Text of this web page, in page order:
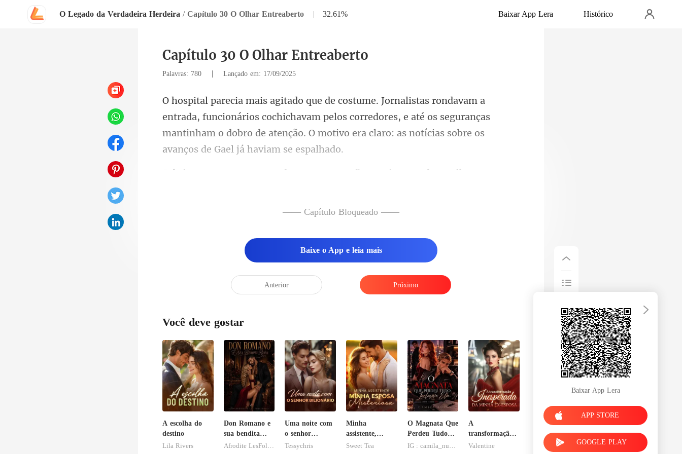
O Legado da Verdadeira Herdeira / Capítulo 30 O Olhar Entreaberto | 32.61% Baixar App Lera Histórico
Capítulo 30 O Olhar Entreaberto
Palavras: 780 | Lançado em: 17/09/2025
ionários cochichavam pelos corredores, e até os seguranças
mantinham o dobro de aten
om passos firmes, ignorando os
—— Capítulo Bloqueado ——
Baixe o App e leia mais
Anterior Próximo
Você deve gostar
A escolha do
destino
Lila Rivers
Don Romano e
sua bendita
ruína
Uma noite com
o senhor
Bilionário
Tessychris
Minha
assistente,
minha esposa
Sweet Tea
O Magnata Que
Perdeu Tudo
Inclusive Ela
A
transformação
inesperada da
Valentine
Baixar App Lera
APP STORE
GOOGLE PLAY